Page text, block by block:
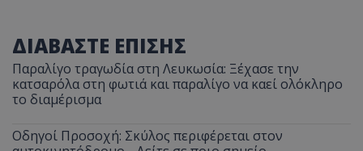
ΔΙΑΒΑΣΤΕ ΕΠΙΣΗΣ
Παραλίγο τραγωδία στη Λευκωσία: Ξέχασε την
κατσαρόλα στη φωτιά και παραλίγο να καεί ολόκληρο
το διαμέρισμα
Οδηγοί Προσοχή: Σκύλος περιφέρεται στον